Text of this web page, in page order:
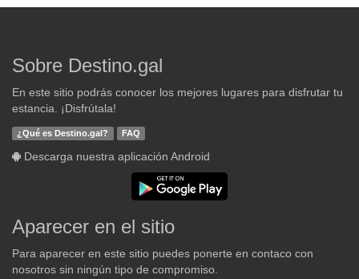
Sobre Destino.gal
En este sitio podrás conocer los mejores lugares para disfrutar tu
estancia. ¡Disfrútala!
¿Qué es Destino.gal? FAQ
Descarga nuestra aplicación Android
Aparecer en el sitio
Para aparecer en este sitio puedes ponerte en contaco con
nosotros sin ningún tipo de compromiso.